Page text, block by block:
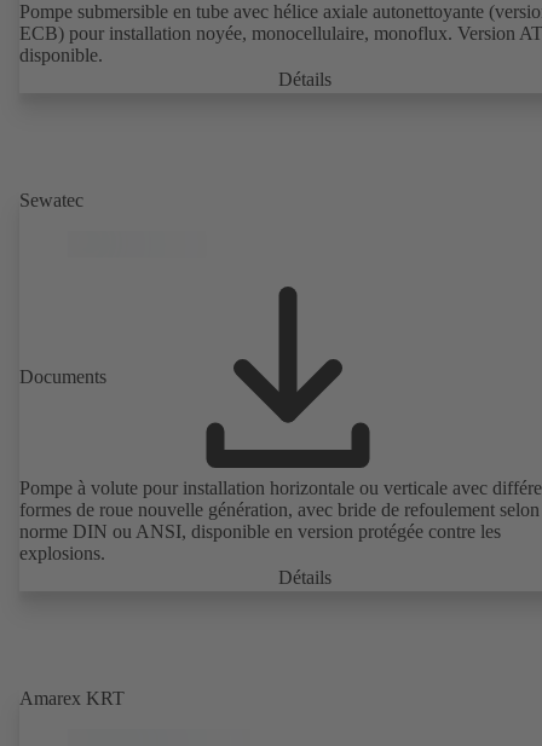
Pompe submersible en tube avec hélice axiale autonettoyante
ECB) pour installation noyée, monocellulaire, monoflux. Version
disponible.
Détails
Sewatec
Documents
Pompe à volute pour installation horizontale ou verticale avec
formes de roue nouvelle génération, avec bride de refoulement selon
norme DIN ou ANSI, disponible en version protégée contre les
explosions.
Détails
Amarex KRT